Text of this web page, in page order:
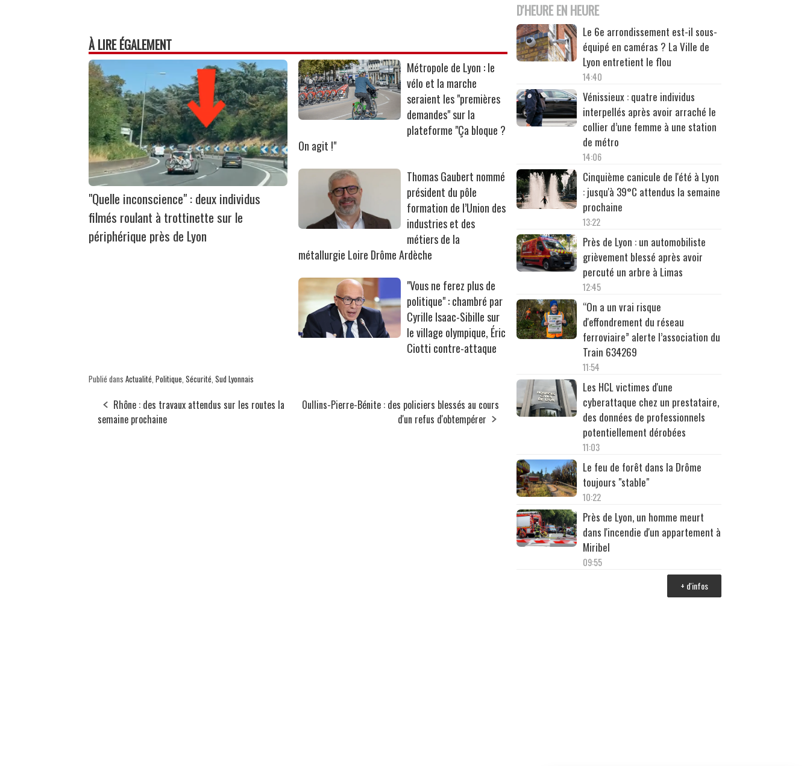
À LIRE ÉGALEMENT
"Quelle inconscience" : deux individus
filmés roulant à trottinette sur le
périphérique près de Lyon
Métropole de Lyon : le
vélo et la marche
seraient les "premières
demandes" sur la
plateforme "Ça bloque ?
On agit !"
Thomas Gaubert nommé
président du pôle
formation de l’Union des
industries et des
métiers de la
métallurgie Loire Drôme Ardèche
"Vous ne ferez plus de
politique" : chambré par
Cyrille Isaac-Sibille sur
le village olympique, Éric
Ciotti contre-attaque
Publié dans Actualité, Politique, Sécurité, Sud Lyonnais
Rhône : des travaux attendus sur les routes la
semaine prochaine
Oullins-Pierre-Bénite : des policiers blessés au cours
d'un refus d'obtempérer
D'HEURE EN HEURE
Le 6e arrondissement est-il sous-
équipé en caméras ? La Ville de
Lyon entretient le flou
14:40
Vénissieux : quatre individus
interpellés après avoir arraché le
collier d’une femme à une station
de métro
14:06
Cinquième canicule de l'été à Lyon
: jusqu'à 39°C attendus la semaine
prochaine
13:22
Près de Lyon : un automobiliste
grièvement blessé après avoir
percuté un arbre à Limas
12:45
“On a un vrai risque
d'effondrement du réseau
ferroviaire” alerte l’association du
Train 634269
11:54
Les HCL victimes d'une
cyberattaque chez un prestataire,
des données de professionnels
potentiellement dérobées
11:03
Le feu de forêt dans la Drôme
toujours "stable"
10:22
Près de Lyon, un homme meurt
dans l'incendie d'un appartement à
Miribel
09:55
+ d'infos